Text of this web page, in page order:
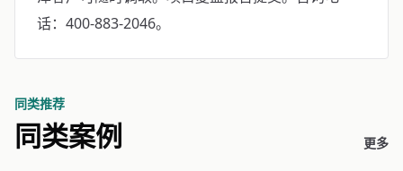
话：400-883-2046。
同类推荐
同类案例 更多